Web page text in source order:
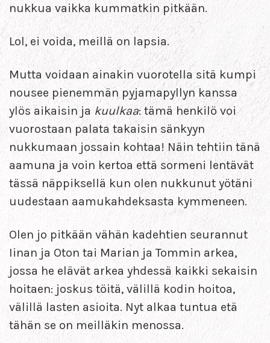
nukkua vaikka kummatkin pitkään.
Lol, ei voida, meillä on lapsia.
Mutta voidaan ainakin vuorotella sitä kumpi
nousee pienemmän pyjamapyllyn kanssa
ylös aikaisin ja kuulkaa: tämä henkilö voi
vuorostaan palata takaisin sänkyyn
nukkumaan jossain kohtaa! Näin tehtiin tänä
aamuna ja voin kertoa että sormeni lentävät
tässä näppiksellä kun olen nukkunut yötäni
uudestaan aamukahdeksasta kymmeneen.
Olen jo pitkään vähän kadehtien seurannut
Iinan ja Oton tai Marian ja Tommin arkea,
jossa he elävät arkea yhdessä kaikki sekaisin
hoitaen: joskus töitä, välillä kodin hoitoa,
välillä lasten asioita. Nyt alkaa tuntua etä
tähän se on meilläkin menossa.